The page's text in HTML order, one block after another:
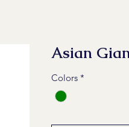
Asian
Colors *